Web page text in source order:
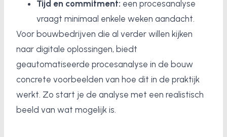
Tijd en commitment: een procesanalyse
vraagt minimaal enkele weken aandacht.
Voor bouwbedrijven die al verder willen kijken
naar digitale oplossingen, biedt
geautomatiseerde procesanalyse in de bouw
concrete voorbeelden van hoe dit in de praktijk
werkt. Zo start je de analyse met een realistisch
beeld van wat mogelijk is.